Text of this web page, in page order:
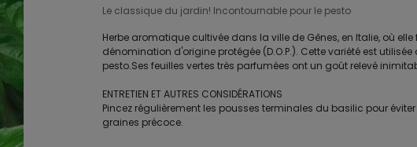
Le classique du jardin! Incontournable pour le pesto
Herbe aromatique cultivée dans la ville de Gênes, en Italie, où
dénomination d'origine protégée (D.O.P.). Cette variété est
pesto.Ses feuilles vertes très parfumées ont un goût relevé
ENTRETIEN ET AUTRES CONSIDÉRATIONS
Pincez régulièrement les pousses terminales du basilic pour
graines précoce.